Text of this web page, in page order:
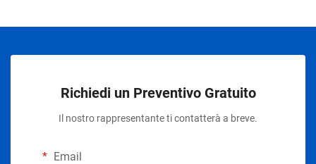
Richiedi un Preventivo Gratuito
Il nostro rappresentante ti contatterà a breve.
Email